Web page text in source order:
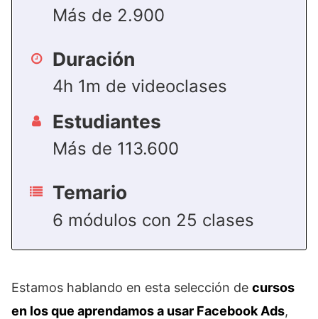
Más de 2.900
Duración
4h 1m de videoclases
Estudiantes
Más de 113.600
Temario
6 módulos con 25 clases
Estamos hablando en esta selección de cursos
en los que aprendamos a usar Facebook Ads,